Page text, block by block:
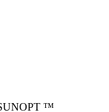
™